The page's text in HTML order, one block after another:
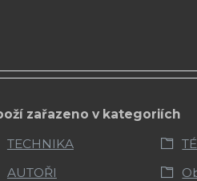
zařazeno v kategoriích
TECHNIKA
AUTOŘI